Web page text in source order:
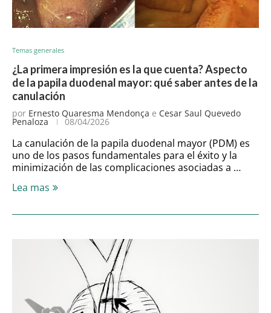
Temas generales
¿La primera impresión es la que cuenta? Aspecto
de la papila duodenal mayor: qué saber antes de la
canulación
por Ernesto Quaresma Mendonça e Cesar Saul Quevedo
Penaloza 08/04/2026
La canulación de la papila duodenal mayor (PDM) es
uno de los pasos fundamentales para el éxito y la
minimización de las complicaciones asociadas a …
Lea mas